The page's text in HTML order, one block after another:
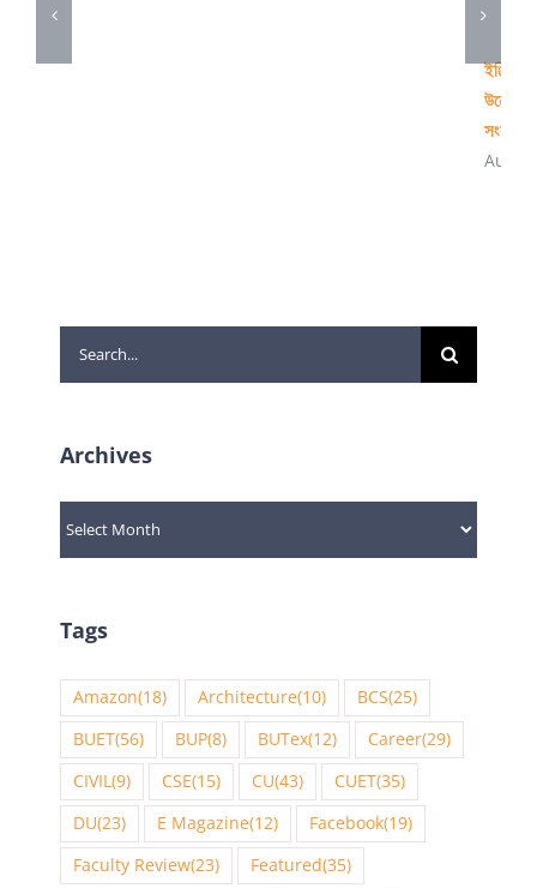
সংস্কার
Search
for:
Archives
Archives
Tags
Amazon(18) Architecture(10) BCS(25)
BUET(56) BUP(8) BUTex(12) Career(29)
CIVIL (9) CSE(15) CU(43) CUET(35)
DU(23) E Magazine(12) Facebook(19)
Faculty Review(23) Featured(35)